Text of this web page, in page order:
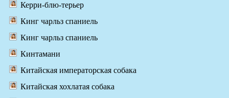
Керри-блю-терьер
Кинг чарльз спаниель
Кинг чарльз спаниель
Кинтамани
Китайская императорская собака
Китайская хохлатая собака